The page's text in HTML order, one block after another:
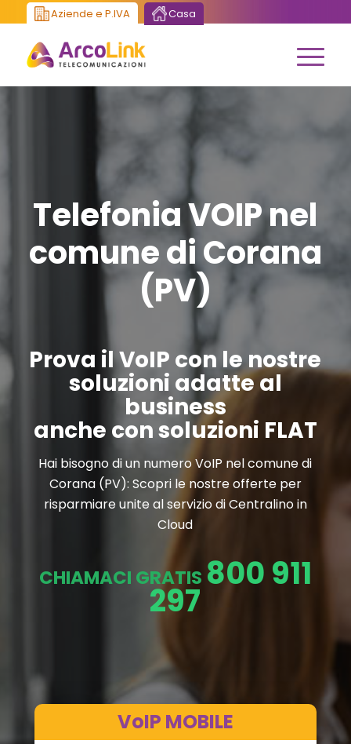
Aziende e P.IVA Casa
Telefonia VOIP nel
comune di Corana
(PV)
Prova il VoIP con le nostre
soluzioni adatte al
business
anche con soluzioni FLAT
Hai bisogno di un numero VoIP nel comune di
Corana (PV): Scopri le nostre offerte per
risparmiare unite al servizio di Centralino in
Cloud
CHIAMACI GRATIS 800 911
297
VoIP MOBILE